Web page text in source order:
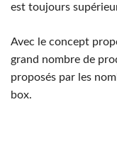
est toujours
Avec le concept
grand nombre de
proposés par les
box.